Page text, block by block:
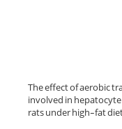
The effect of aerobic
involved in
rats under high-fat